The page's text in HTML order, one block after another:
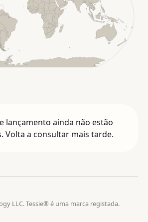
lançamento ainda não estão
Volta a consultar mais tarde.
LLC. Tessie® é uma marca registada.